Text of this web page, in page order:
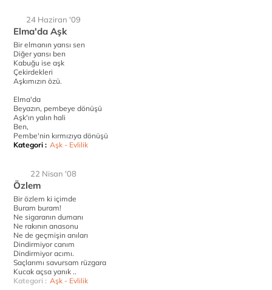
24 Haziran '09
Elma'da Aşk
Bir elmanın yarısı sen
Diğer yarısı ben
Kabuğu ise aşk
Çekirdekleri
Aşkımızın özü.
Elma'da
Beyazın, pembeye dönüşü
Aşk'ın yalın hali
Ben,
Pembe'nin kırmızıya dönüşü
Kategori : Aşk - Evlilik
22 Nisan '08
Özlem
Bir özlem ki içimde
Buram buram!
Ne sigaranın dumanı
Ne rakının anasonu
Ne de geçmişin anıları
Dindirmiyor canım
Dindirmiyor acımı.
Saçlarımı savursam rüzgara
Kucak açsa yanık ..
Kategori : Aşk - Evlilik